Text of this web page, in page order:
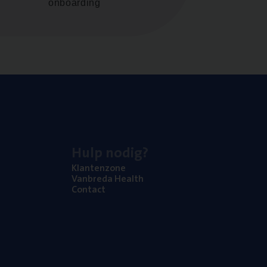
onboarding
Klan­ten­zo­ne
Van­b­re­da Health
Con­tact